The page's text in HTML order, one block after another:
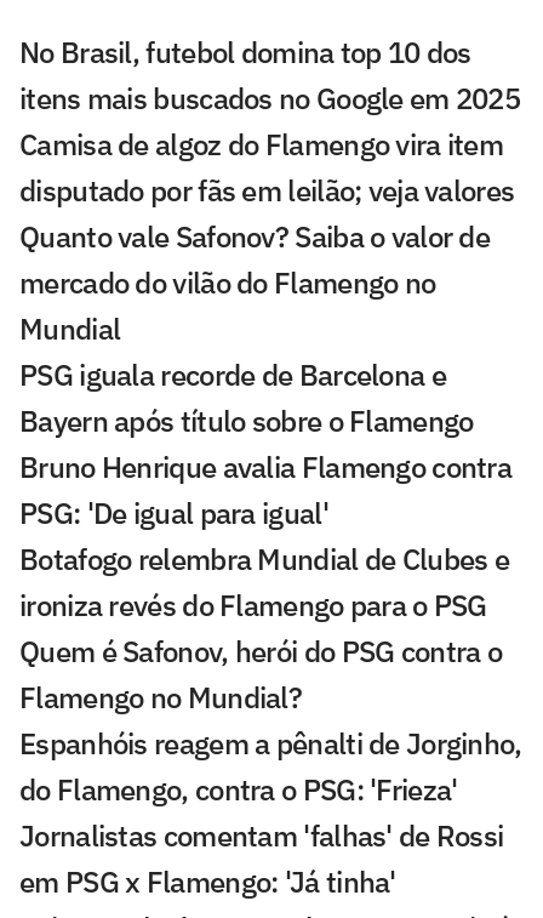
No Brasil, futebol domina top 10 dos
itens mais buscados no Google em 2025
Camisa de algoz do Flamengo vira item
disputado por fãs em leilão; veja valores
Quanto vale Safonov? Saiba o valor de
mercado do vilão do Flamengo no
Mundial
PSG iguala recorde de Barcelona e
Bayern após título sobre o Flamengo
Bruno Henrique avalia Flamengo contra
PSG: 'De igual para igual'
Botafogo relembra Mundial de Clubes e
ironiza revés do Flamengo para o PSG
Quem é Safonov, herói do PSG contra o
Flamengo no Mundial?
Espanhóis reagem a pênalti de Jorginho,
do Flamengo, contra o PSG: 'Frieza'
Jornalistas comentam 'falhas' de Rossi
em PSG x Flamengo: 'Já tinha'